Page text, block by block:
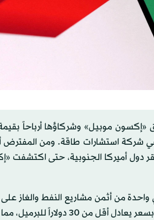
شركة استشارات طاقة. ومن المفترض
أفقر دول أميركا الجنوبية، حتى
من أثمن مشاريع النفط والغاز
مما يجعلها فائقة الربحية».